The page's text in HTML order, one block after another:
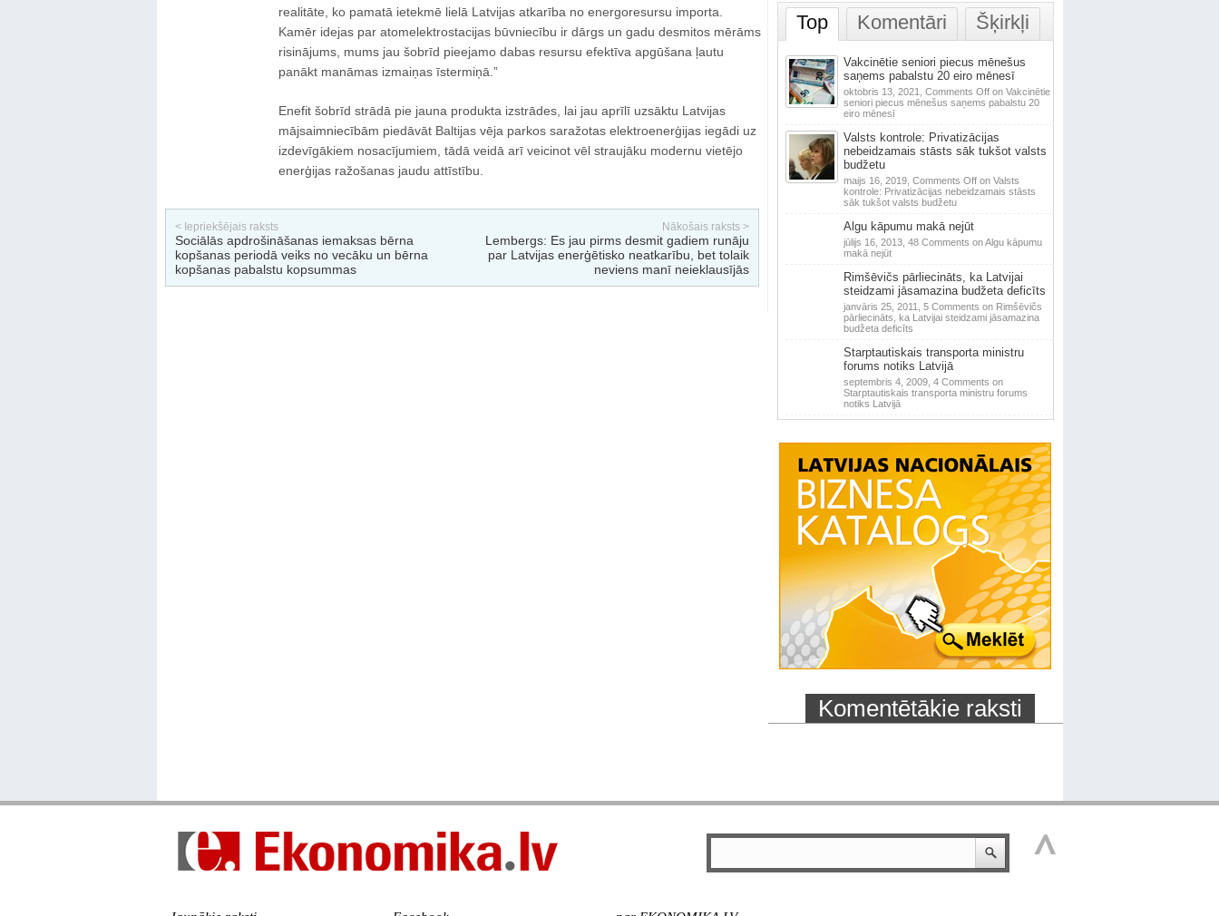
realitāte, ko pamatā ietekmē lielā Latvijas atkarība no energoresursu importa.
Kamēr idejas par atomelektrostacijas būvniecību ir dārgs un gadu desmitos mērāms
risinājums, mums jau šobrīd pieejamo dabas resursu efektīva apgūšana ļautu
panākt manāmas izmaiņas īstermiņā.”
Enefit šobrīd strādā pie jauna produkta izstrādes, lai jau aprīlī uzsāktu Latvijas
mājsaimniecībām piedāvāt Baltijas vēja parkos saražotas elektroenerģijas iegādi uz
izdevīgākiem nosacījumiem, tādā veidā arī veicinot vēl straujāku modernu vietējo
enerģijas ražošanas jaudu attīstību.
< Iepriekšējais raksts
Sociālās apdrošināšanas iemaksas bērna
kopšanas periodā veiks no vecāku un bērna
kopšanas pabalstu kopsummas
Nākošais raksts >
Lembergs: Es jau pirms desmit gadiem runāju
par Latvijas enerģētisko neatkarību, bet tolaik
neviens manī neieklausījās
Top Komentāri Šķirkļi
Vakcinētie seniori piecus mēnešus
saņems pabalstu 20 eiro mēnesī
oktobris 13, 2021, Comments Offon Vakcinētie
seniori piecus mēnešus saņems pabalstu 20
eiro mēnesī
Valsts kontrole: Privatizācijas
nebeidzamais stāsts sāk tukšot valsts
budžetu
maijs 16, 2019, Comments Offon Valsts
kontrole: Privatizācijas nebeidzamais stāsts
sāk tukšot valsts budžetu
Algu kāpumu makā nejūt
jūlijs 16, 2013, 48 Comments on Algu kāpumu
makā nejūt
Rimšēvičs pārliecināts, ka Latvijai
steidzami jāsamazina budžeta deficīts
janvāris 25, 2011, 5 Comments on Rimšēvičs
pārliecināts, ka Latvijai steidzami jāsamazina
budžeta deficīts
Starptautiskais transporta ministru
forums notiks Latvijā
septembris 4, 2009, 4 Comments on
Starptautiskais transporta ministru forums
notiks Latvijā
Komentētākie raksti